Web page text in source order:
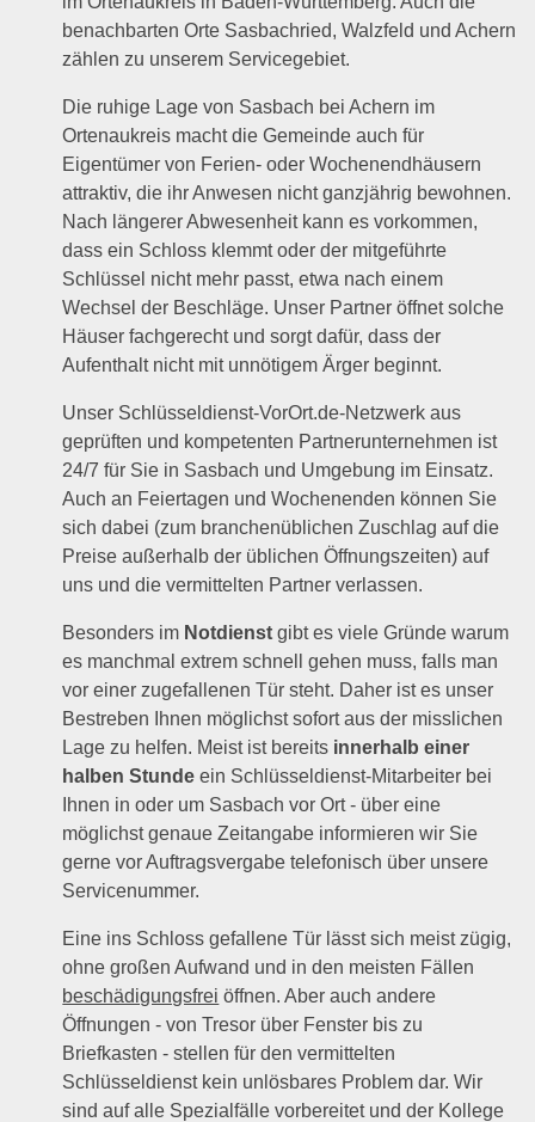
benachbarten Orte Sasbachried, Walzfeld und Achern
zählen zu unserem Servicegebiet.
Die ruhige Lage von Sasbach bei Achern im
Ortenaukreis macht die Gemeinde auch für
Eigentümer von Ferien- oder Wochenendhäusern
attraktiv, die ihr Anwesen nicht ganzjährig bewohnen.
Nach längerer Abwesenheit kann es vorkommen,
dass ein Schloss klemmt oder der mitgeführte
Schlüssel nicht mehr passt, etwa nach einem
Wechsel der Beschläge. Unser Partner öffnet solche
Häuser fachgerecht und sorgt dafür, dass der
Aufenthalt nicht mit unnötigem Ärger beginnt.
Unser Schlüsseldienst-VorOrt.de-Netzwerk aus
geprüften und kompetenten Partnerunternehmen ist
24/7 für Sie in Sasbach und Umgebung im Einsatz.
Auch an Feiertagen und Wochenenden können Sie
sich dabei (zum branchenüblichen Zuschlag auf die
Preise außerhalb der üblichen Öffnungszeiten) auf
uns und die vermittelten Partner verlassen.
Besonders im Notdienst gibt es viele Gründe warum
es manchmal extrem schnell gehen muss, falls man
vor einer zugefallenen Tür steht. Daher ist es unser
Bestreben Ihnen möglichst sofort aus der misslichen
Lage zu helfen. Meist ist bereits innerhalb einer
halben Stunde ein Schlüsseldienst-Mitarbeiter bei
Ihnen in oder um Sasbach vor Ort - über eine
möglichst genaue Zeitangabe informieren wir Sie
gerne vor Auftragsvergabe telefonisch über unsere
Servicenummer.
Eine ins Schloss gefallene Tür lässt sich meist zügig,
ohne großen Aufwand und in den meisten Fällen
beschädigungsfrei öffnen. Aber auch andere
Öffnungen - von Tresor über Fenster bis zu
Briefkasten - stellen für den vermittelten
Schlüsseldienst kein unlösbares Problem dar. Wir
sind auf alle Spezialfälle vorbereitet und der Kollege